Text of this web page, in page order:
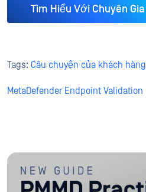
Tìm Hiểu Với Chuyên Gia
Tags: Câu chuyện của khách hàng
MetaDefender Endpoint Validation